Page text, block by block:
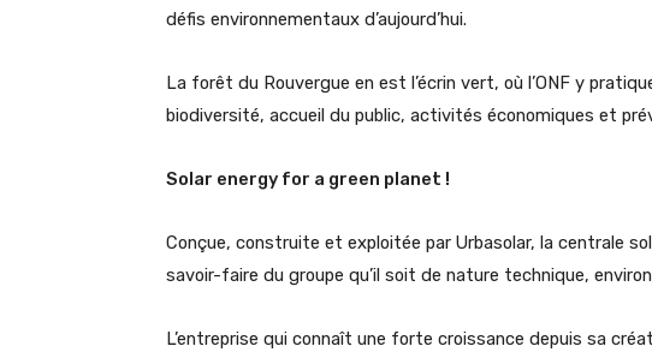
défis environnementaux d’aujourd’hui.
La forêt du Rouvergue en est l’écrin vert, où l’ONF y
biodiversité, accueil du public, activités économiques et
Solar energy for a green planet !
Conçue, construite et exploitée par Urbasolar, la centrale
savoir-faire du groupe qu’il soit de nature technique,
L’entreprise qui connaît une forte croissance depuis sa